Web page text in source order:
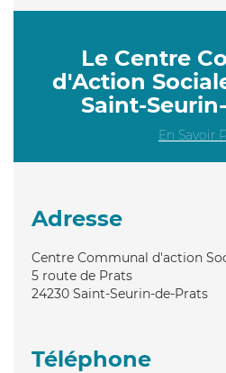
Le Centre
d'Action
Saint-
En Savoir
Adresse
Centre Communal d'action
5 route de Prats
24230 Saint-Seurin-de-Prats
Téléphone